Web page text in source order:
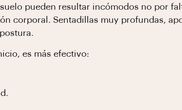
pueden resultar incómodos no por
corporal. Sentadillas muy profundas,
es más efectivo: